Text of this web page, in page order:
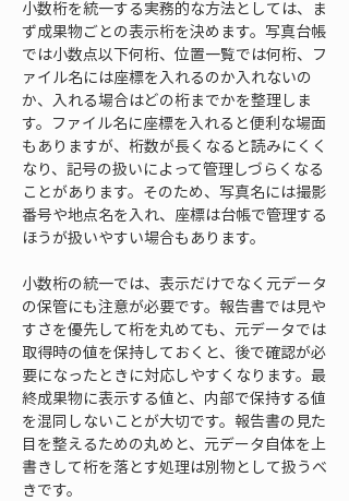
小数桁を統一する実務的な方法としては、ま
ず成果物ごとの表示桁を決めます。写真台帳
では小数点以下何桁、位置一覧では何桁、フ
ァイル名には座標を入れるのか入れないの
か、入れる場合はどの桁までかを整理しま
す。ファイル名に座標を入れると便利な場面
もありますが、桁数が長くなると読みにくく
なり、記号の扱いによって管理しづらくなる
ことがあります。そのため、写真名には撮影
番号や地点名を入れ、座標は台帳で管理する
ほうが扱いやすい場合もあります。
小数桁の統一では、表示だけでなく元データ
の保管にも注意が必要です。報告書では見や
すさを優先して桁を丸めても、元データでは
取得時の値を保持しておくと、後で確認が必
要になったときに対応しやすくなります。最
終成果物に表示する値と、内部で保持する値
を混同しないことが大切です。報告書の見た
目を整えるための丸めと、元データ自体を上
書きして桁を落とす処理は別物として扱うべ
きです。